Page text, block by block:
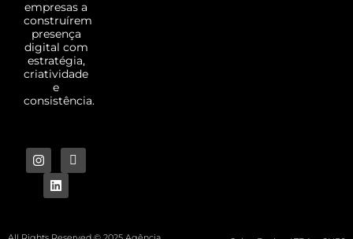
empresas a
construírem
presença
digital com
estratégia,
criatividade
e
consistência.